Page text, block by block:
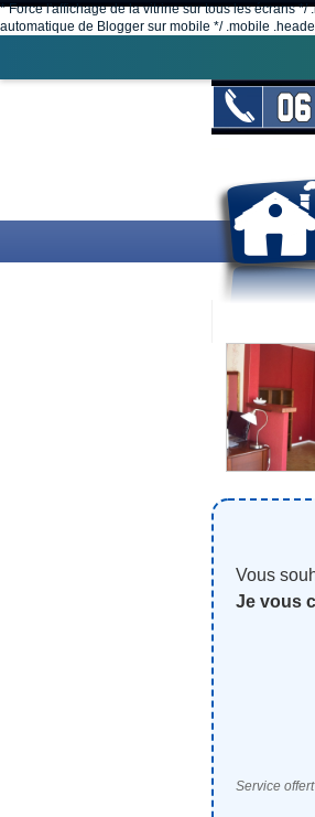
* Force l'affichage de la vitrine sur tous les écrans
automatique de Blogger sur mobile */ .mobile
Vous
Je vous
Service